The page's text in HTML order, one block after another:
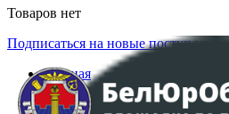
Товаров нет
Подписаться на новые поступления
Главная
Аукционы
Интернет-магазин